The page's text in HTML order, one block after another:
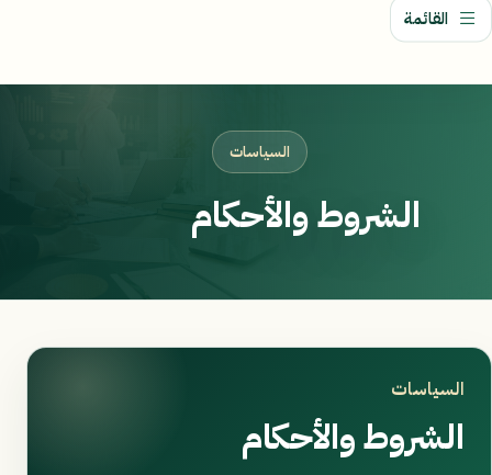
القائمة
السياسات
الشروط والأحكام
السياسات
الشروط والأحكام